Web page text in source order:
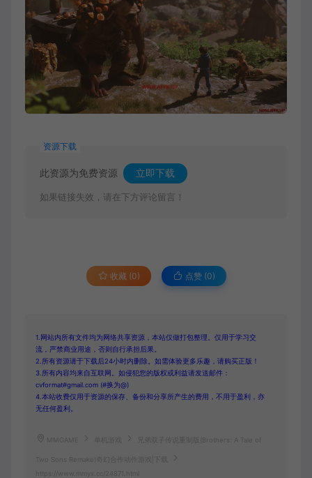
资源下载
此资源为免费资源 立即下载
如果链接失效，请在下方评论留言！
收藏 (0) 点赞 (0)
1.网站内所有文件均为网络共享资源，本站仅做打包整理。仅用于学习交
流，严禁商业用途，否则自行承担后果。
2.所有资源请于下载后24小时内删除。如需体验更多乐趣，请购买正版！
3.所有内容均来自互联网。如侵犯您的版权或利益请发送邮件：
cvformat#gmail.com (#换为@)
4.本站收费仅用于资源的保存、备份和分享所产生的费用，不用于盈利，亦
无任何盈利。
MMGAME 兄弟双子传说重制版(Brothers: A Tale of
Two Sons Remake)奇幻合作动作游戏|下载
https://www.mmyx.cc/24871.html